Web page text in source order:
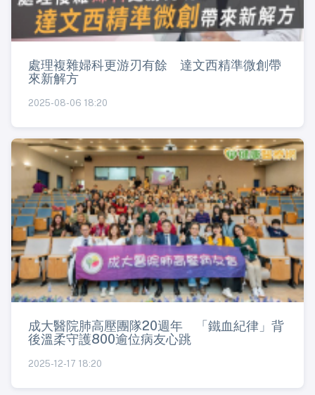
處理複雜婦科更游刃有餘 達文西精準微創帶
來新解方
2025-08-06 18:20
成大醫院肺高壓團隊20週年 「鐵血紀律」背
後溫柔守護800逾位病友心跳
2025-12-17 18:20